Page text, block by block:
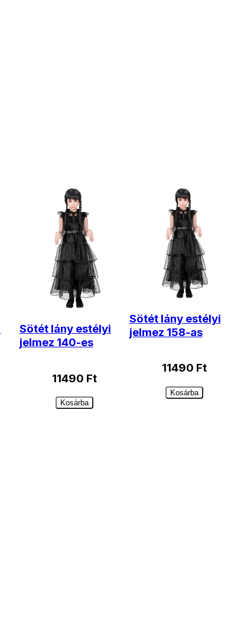
Sötét lány estélyi
jelmez 140-es
11490 Ft
Kosárba
Sötét lány estélyi
jelmez 158-as
11490 Ft
Kosárba